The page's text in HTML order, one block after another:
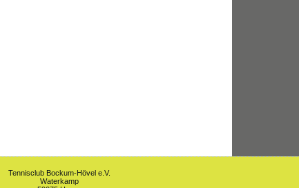
Tennisclub Bockum-Hövel e.V.
Waterkamp